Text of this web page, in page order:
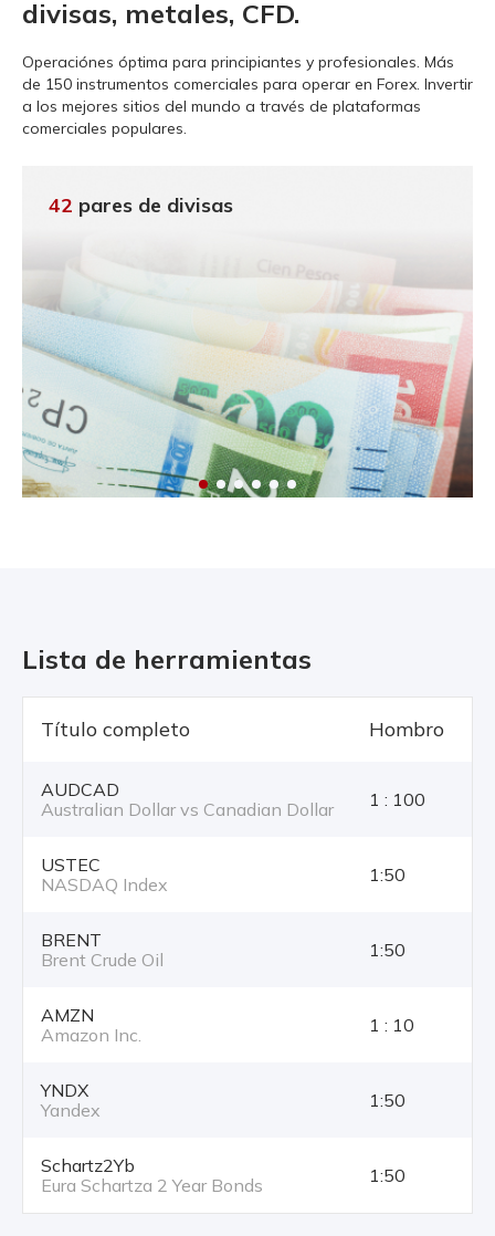
divisas, metales, CFD.
Operaciónes óptima para principiantes y profesionales. Más
de 150 instrumentos comerciales para operar en Forex. Invertir
a los mejores sitios del mundo a través de plataformas
comerciales populares.
42 pares de divisas
Lista de herramientas
Título completo Hombro
AUDCAD
Australian Dollar vs Canadian Dollar
1 : 100
USTEC
NASDAQ Index
1:50
BRENT
Brent Crude Oil
1:50
AMZN
Amazon Inc.
1 : 10
YNDX
Yandex
1:50
Schartz2Yb
Eura Schartza 2 Year Bonds
1:50